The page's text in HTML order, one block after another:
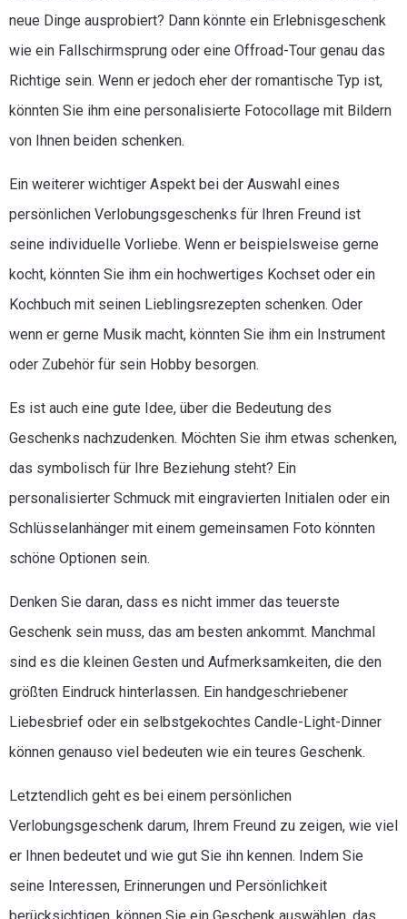
neue Dinge ausprobiert? Dann könnte ein Erlebnisgeschenk
wie ein Fallschirmsprung oder eine Offroad-Tour genau das
Richtige sein. Wenn er jedoch eher der romantische Typ ist,
könnten Sie ihm eine personalisierte Fotocollage mit Bildern
von Ihnen beiden schenken.
Ein weiterer wichtiger Aspekt bei der Auswahl eines
persönlichen Verlobungsgeschenks für Ihren Freund ist
seine individuelle Vorliebe. Wenn er beispielsweise gerne
kocht, könnten Sie ihm ein hochwertiges Kochset oder ein
Kochbuch mit seinen Lieblingsrezepten schenken. Oder
wenn er gerne Musik macht, könnten Sie ihm ein Instrument
oder Zubehör für sein Hobby besorgen.
Es ist auch eine gute Idee, über die Bedeutung des
Geschenks nachzudenken. Möchten Sie ihm etwas schenken,
das symbolisch für Ihre Beziehung steht? Ein
personalisierter Schmuck mit eingravierten Initialen oder ein
Schlüsselanhänger mit einem gemeinsamen Foto könnten
schöne Optionen sein.
Denken Sie daran, dass es nicht immer das teuerste
Geschenk sein muss, das am besten ankommt. Manchmal
sind es die kleinen Gesten und Aufmerksamkeiten, die den
größten Eindruck hinterlassen. Ein handgeschriebener
Liebesbrief oder ein selbstgekochtes Candle-Light-Dinner
können genauso viel bedeuten wie ein teures Geschenk.
Letztendlich geht es bei einem persönlichen
Verlobungsgeschenk darum, Ihrem Freund zu zeigen, wie viel
er Ihnen bedeutet und wie gut Sie ihn kennen. Indem Sie
seine Interessen, Erinnerungen und Persönlichkeit